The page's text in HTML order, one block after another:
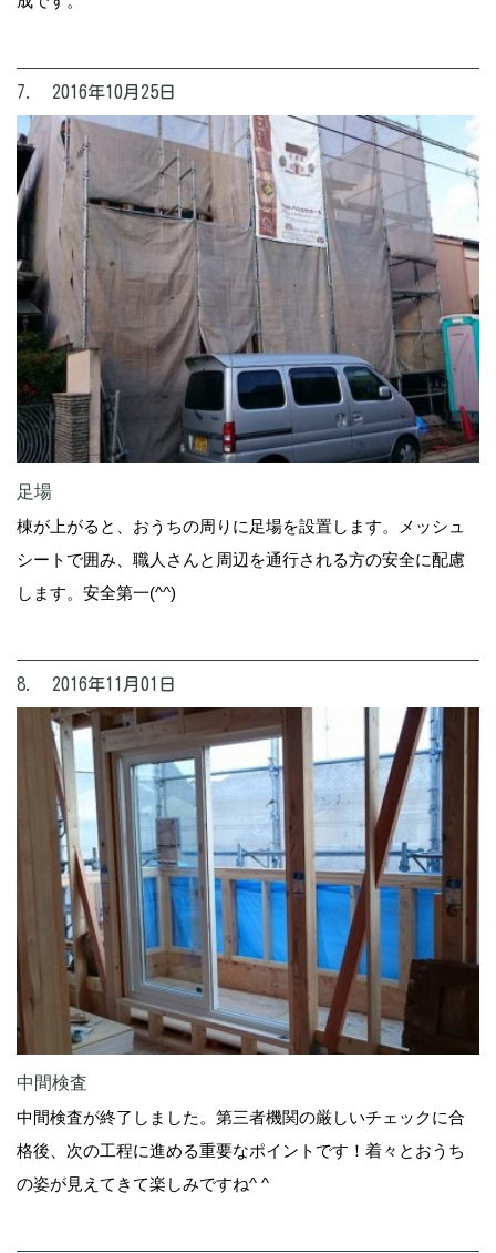
7. 2016年10月25日
足場
棟が上がると、おうちの周りに足場を設置します。メッシュ
シートで囲み、職人さんと周辺を通行される方の安全に配慮
します。安全第一(^^)
8. 2016年11月01日
中間検査
中間検査が終了しました。第三者機関の厳しいチェックに合
格後、次の工程に進める重要なポイントです！着々とおうち
の姿が見えてきて楽しみですね^ ^